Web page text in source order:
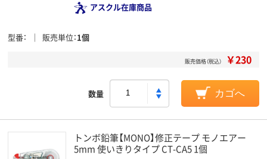
アスクル在庫商品
型番 販売単位 1個
販売価格（税込） ￥230
数量 カゴへ
トンボ鉛筆【MONO】修正テープ モノエアー
5mm 使いきりタイプ CT-CA5 1個